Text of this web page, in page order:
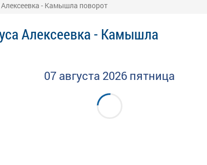
- Камышла поворот
Алексеевка - Камышла
07 августа 2026 пятница